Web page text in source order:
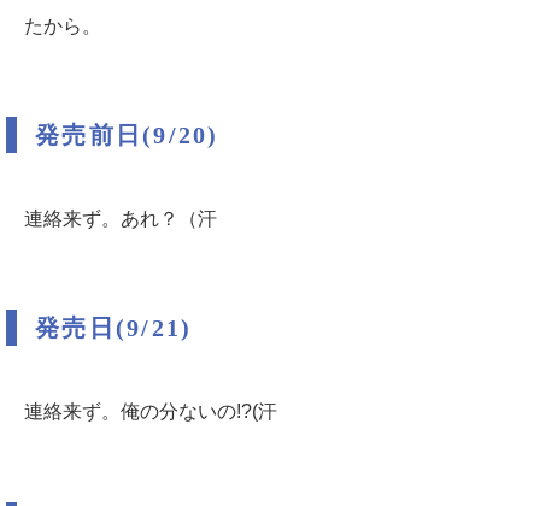
たから。
発売前日(9/20)
連絡来ず。あれ？（汗
発売日(9/21)
連絡来ず。俺の分ないの!?(汗